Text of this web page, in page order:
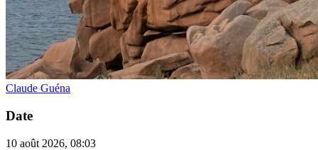
Claude Guéna
Date
10 août 2026, 08:03